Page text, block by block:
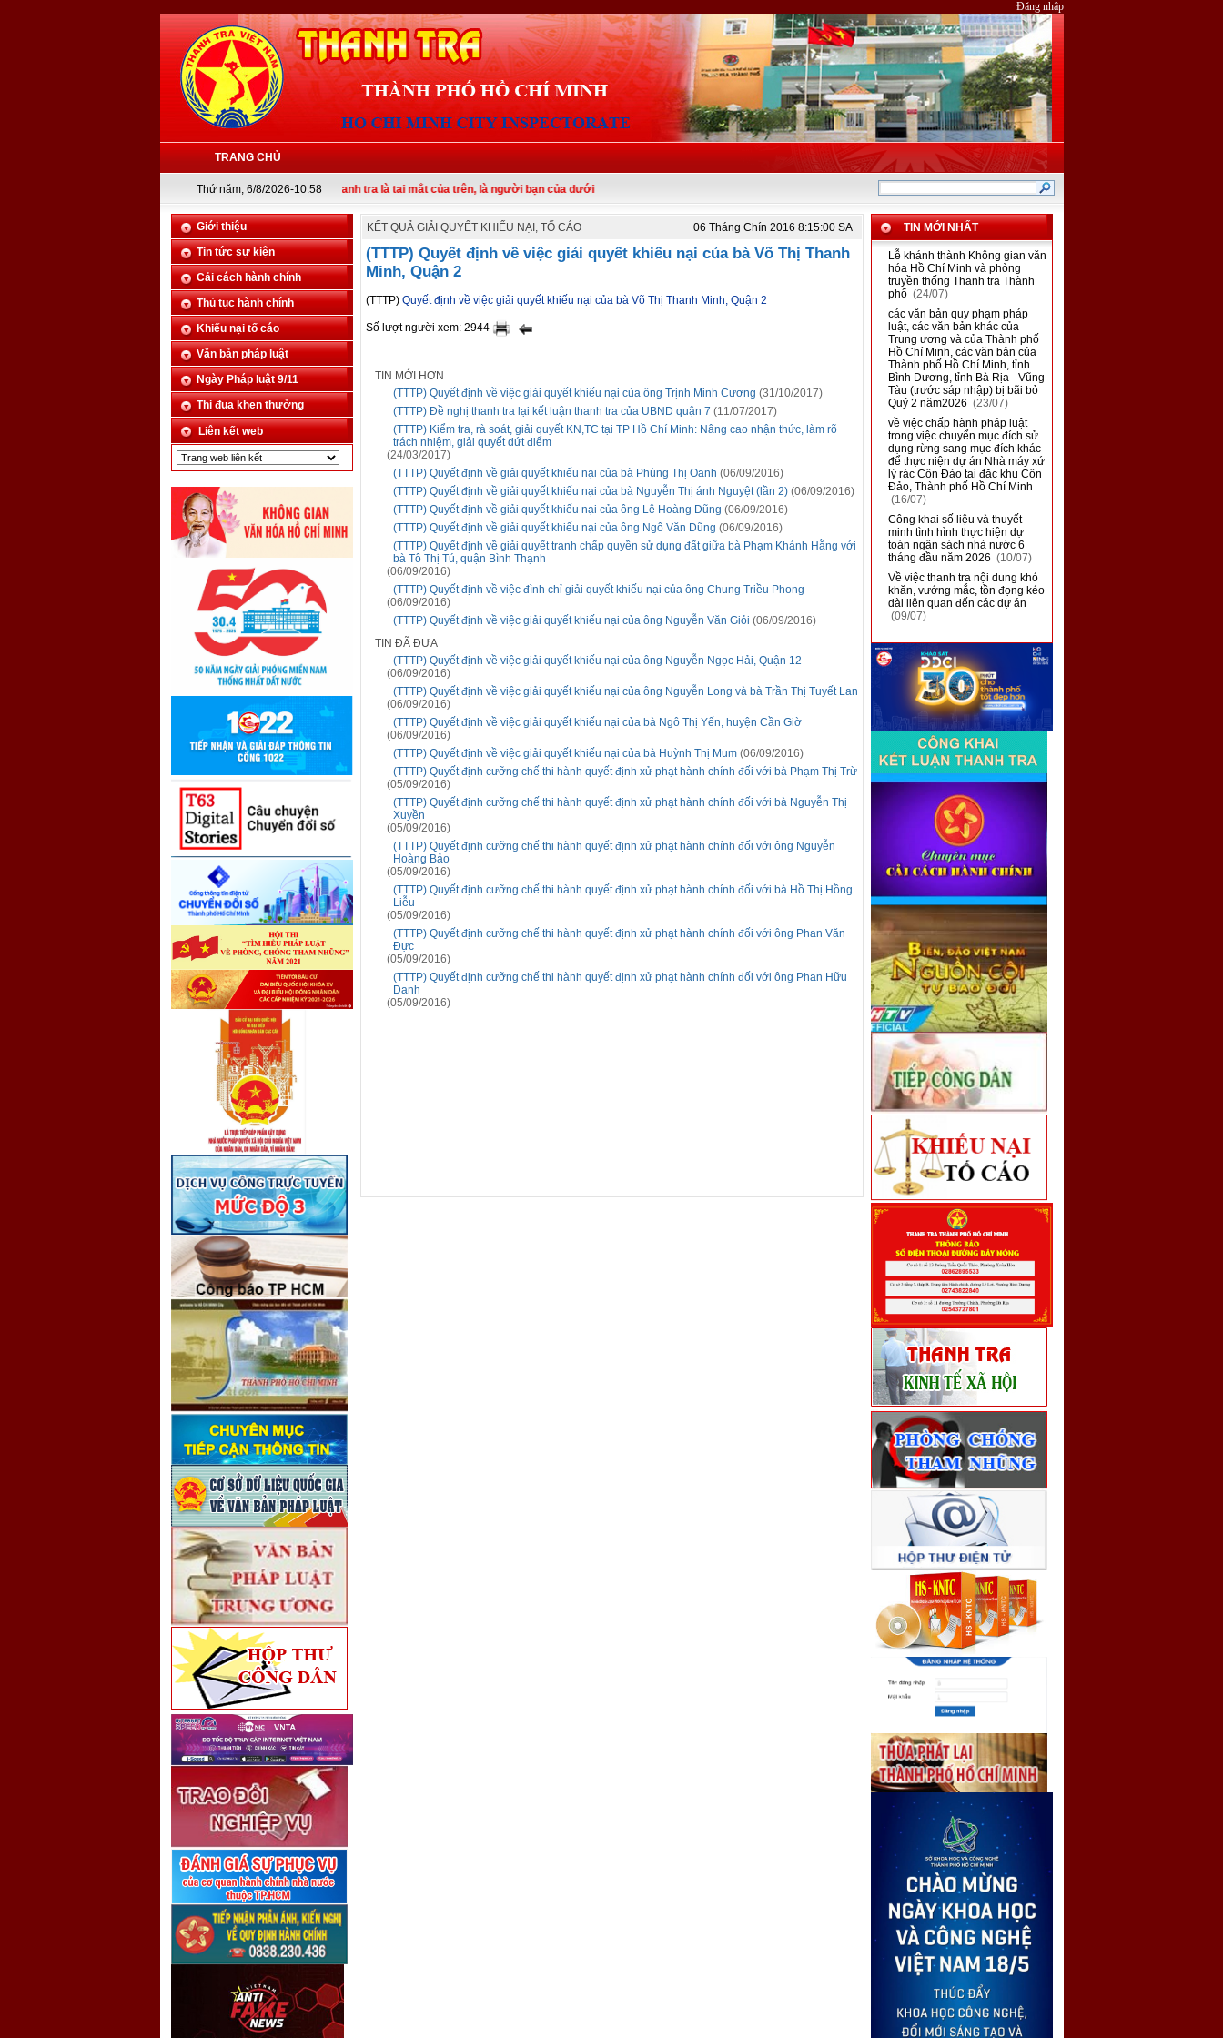
Đăng nhập
TRANG CHỦ
Thứ năm, 6/8/2026-10:58Thanh tra là tai mắt của trên, là người bạn của dưới
Giới thiệu
Tin tức sự kiện
Cải cách hành chính
Thủ tục hành chính
Khiếu nại tố cáo
Văn bản pháp luật
Ngày Pháp luật 9/11
Thi đua khen thưởng
Liên kết web
KẾT QUẢ GIẢI QUYẾT KHIẾU NẠI, TỐ CÁO 06 Tháng Chín 2016 8:15:00 SA
(TTTP) Quyết định về việc giải quyết khiếu nại của bà Võ Thị Thanh
Minh, Quận 2
(TTTP) Quyết định về việc giải quyết khiếu nại của bà Võ Thị Thanh Minh, Quận 2
Số lượt người xem: 2944
TIN MỚI HƠN
(TTTP) Quyết định về việc giải quyết khiếu nại của ông Trịnh Minh Cương (31/10/2017)
(TTTP) Đề nghị thanh tra lại kết luận thanh tra của UBND quận 7 (11/07/2017)
(TTTP) Kiểm tra, rà soát, giải quyết KN,TC tại TP Hồ Chí Minh: Nâng cao nhận thức, làm rõ
trách nhiệm, giải quyết dứt điểm
(24/03/2017)
(TTTP) Quyết định về giải quyết khiếu nại của bà Phùng Thị Oanh (06/09/2016)
(TTTP) Quyết định về giải quyết khiếu nại của bà Nguyễn Thị ánh Nguyệt (lần 2)(06/09/2016)
(TTTP) Quyết định về giải quyết khiếu nại của ông Lê Hoàng Dũng (06/09/2016)
(TTTP) Quyết định về giải quyết khiếu nại của ông Ngô Văn Dũng (06/09/2016)
(TTTP) Quyết định về giải quyết tranh chấp quyền sử dụng đất giữa bà Phạm Khánh Hằng với
bà Tô Thị Tú, quận Bình Thạnh
(06/09/2016)
(TTTP) Quyết định về việc đình chỉ giải quyết khiếu nại của ông Chung Triều Phong
(06/09/2016)
(TTTP) Quyết định về việc giải quyết khiếu nại của ông Nguyễn Văn Giỏi (06/09/2016)
TIN ĐÃ ĐƯA
(TTTP) Quyết định về việc giải quyết khiếu nại của ông Nguyễn Ngọc Hải, Quận 12
(06/09/2016)
(TTTP) Quyết định về việc giải quyết khiếu nại của ông Nguyễn Long và bà Trần Thị Tuyết Lan
(06/09/2016)
(TTTP) Quyết định về việc giải quyết khiếu nại của bà Ngô Thị Yến, huyện Cần Giờ
(06/09/2016)
(TTTP) Quyết định về việc giải quyết khiếu nại của bà Huỳnh Thị Mum(06/09/2016)
(TTTP) Quyết định cưỡng chế thi hành quyết định xử phạt hành chính đối với bà Phạm Thị Trừ
(05/09/2016)
(TTTP) Quyết định cưỡng chế thi hành quyết định xử phạt hành chính đối với bà Nguyễn Thị
Xuyền
(05/09/2016)
(TTTP) Quyết định cưỡng chế thi hành quyết định xử phạt hành chính đối với ông Nguyễn
Hoàng Bảo
(05/09/2016)
(TTTP) Quyết định cưỡng chế thi hành quyết định xử phạt hành chính đối với bà Hồ Thị Hồng
Liễu
(05/09/2016)
(TTTP) Quyết định cưỡng chế thi hành quyết định xử phạt hành chính đối với ông Phan Văn
Đực
(05/09/2016)
(TTTP) Quyết định cưỡng chế thi hành quyết định xử phạt hành chính đối với ông Phan Hữu
Danh
(05/09/2016)
TIN MỚI NHẤT
Lễ khánh thành Không gian văn
hóa Hồ Chí Minh và phòng
truyền thống Thanh tra Thành
phố (24/07)
các văn bản quy phạm pháp
luật, các văn bản khác của
Trung ương và của Thành phố
Hồ Chí Minh, các văn bản của
Thành phố Hồ Chí Minh, tỉnh
Bình Dương, tỉnh Bà Rịa - Vũng
Tàu (trước sáp nhập) bị bãi bỏ
Quý 2 năm2026 (23/07)
về việc chấp hành pháp luật
trong việc chuyển mục đích sử
dụng rừng sang mục đích khác
để thực niện dự án Nhà máy xứ
lý rác Côn Đảo tại đặc khu Côn
Đảo, Thành phố Hồ Chí Minh
(16/07)
Công khai số liệu và thuyết
minh tình hình thực hiện dự
toán ngân sách nhà nước 6
tháng đầu năm 2026 (10/07)
Về việc thanh tra nội dung khó
khăn, vướng mắc, tồn đọng kéo
dài liên quan đến các dự án
(09/07)